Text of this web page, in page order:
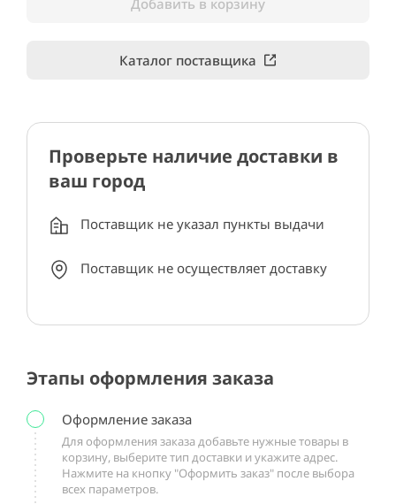
Каталог поставщика
Проверьте наличие доставки в
ваш город
Поставщик не указал пункты выдачи
Поставщик не осуществляет доставку
Этапы оформления заказа
Оформление заказа
Для оформления заказа добавьте нужные товары в
корзину, выберите тип доставки и укажите адрес.
Нажмите на кнопку "Оформить заказ" после выбора
всех параметров.